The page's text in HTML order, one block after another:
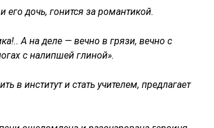
его дочь, гонится за романтикой.
А на деле — вечно в грязи, вечно с
с налипшей глиной».
в институт и стать учителем, предлагает